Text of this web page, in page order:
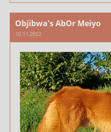
Objibwa's AbOr Meiyo
10.11.2022